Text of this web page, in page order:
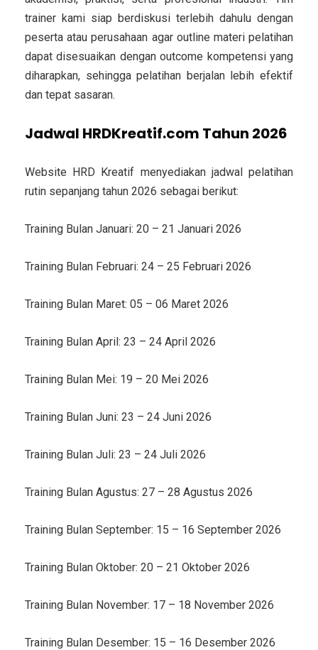
trainer kami siap berdiskusi terlebih dahulu dengan
peserta atau perusahaan agar outline materi pelatihan
dapat disesuaikan dengan outcome kompetensi yang
diharapkan, sehingga pelatihan berjalan lebih efektif
dan tepat sasaran.
Jadwal HRDKreatif.com Tahun 2026
Website HRD Kreatif menyediakan jadwal pelatihan
rutin sepanjang tahun 2026 sebagai berikut:
Training Bulan Januari: 20 – 21 Januari 2026
Training Bulan Februari: 24 – 25 Februari 2026
Training Bulan Maret: 05 – 06 Maret 2026
Training Bulan April: 23 – 24 April 2026
Training Bulan Mei: 19 – 20 Mei 2026
Training Bulan Juni: 23 – 24 Juni 2026
Training Bulan Juli: 23 – 24 Juli 2026
Training Bulan Agustus: 27 – 28 Agustus 2026
Training Bulan September: 15 – 16 September 2026
Training Bulan Oktober: 20 – 21 Oktober 2026
Training Bulan November: 17 – 18 November 2026
Training Bulan Desember: 15 – 16 Desember 2026